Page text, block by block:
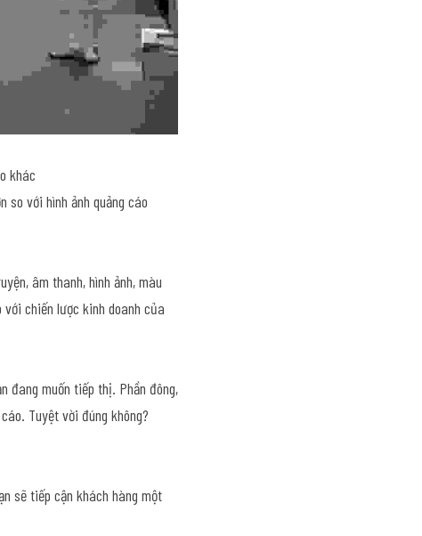
khác
so với hình ảnh quảng cáo
âm thanh, hình ảnh, màu
chiến lược kinh doanh của
đang muốn tiếp thị. Phần đông,
Tuyệt vời đúng không?
sẽ tiếp cận khách hàng một